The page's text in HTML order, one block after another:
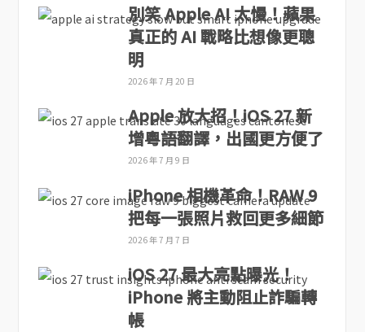
別笑 Apple AI 太慢！蘋果
真正的 AI 戰略比想像更聰
明
2026 年 7 月 20 日
Apple 放大招！iOS 27 新
增粵語翻譯，出國更方便了
2026 年 7 月 9 日
iPhone 相機革命！RAW 9
把每一張照片救回更多細節
2026 年 7 月 7 日
iOS 27 最大亮點曝光！
iPhone 將主動阻止詐騙轉
帳